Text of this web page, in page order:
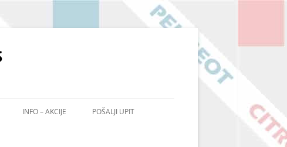
INFO – AKCIJE POŠALJI UPIT